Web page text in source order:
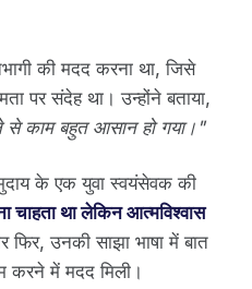
की मदद करना था, जिसे
पर संदेह था। उन्होंने बताया,
से काम बहुत आसान हो गया।"
के एक युवा स्वयंसेवक की
चाहता था लेकिन आत्मविश्वास
फिर, उनकी साझा भाषा में बात
करने में मदद मिली।